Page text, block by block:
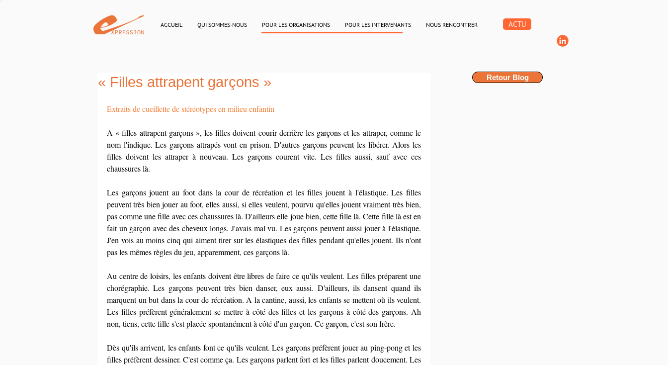
ACCUEIL QUI SOMMES-NOUS POUR LES ORGANISATIONS POUR LES INTERVENANTS NOUS RENCONTRER ACTU
« Filles attrapent garçons »
Extraits de cueillette de stéréotypes en milieu enfantin
A « filles attrapent garçons », les filles doivent courir derrière les garçons et les attraper, comme le
nom l'indique. Les garçons attrapés vont en prison. D'autres garçons peuvent les libérer. Alors les
filles doivent les attraper à nouveau. Les garçons courent vite. Les filles aussi, sauf avec ces
chaussures là.
Les garçons jouent au foot dans la cour de récréation et les filles jouent à l'élastique. Les filles
peuvent très bien jouer au foot, elles aussi, si elles veulent, pourvu qu'elles jouent vraiment très bien,
pas comme une fille avec ces chaussures là. D'ailleurs elle joue bien, cette fille là. Cette fille là est en
fait un garçon avec des cheveux longs. J'avais mal vu. Les garçons peuvent aussi jouer à l'élastique.
J'en vois au moins cinq qui aiment tirer sur les élastiques des filles pendant qu'elles jouent. Ils n'ont
pas les mêmes règles du jeu, apparemment, ces garçons là.
Au centre de loisirs, les enfants doivent être libres de faire ce qu'ils veulent. Les filles préparent une
chorégraphie. Les garçons peuvent très bien danser, eux aussi. D'ailleurs, ils dansent quand ils
marquent un but dans la cour de récréation. A la cantine, aussi, les enfants se mettent où ils veulent.
Les filles préfèrent généralement se mettre à côté des filles et les garçons à côté des garçons. Ah
non, tiens, cette fille s'est placée spontanément à côté d'un garçon. Ce garçon, c'est son frère.
Dès qu'ils arrivent, les enfants font ce qu'ils veulent. Les garçons préfèrent jouer au ping-pong et les
filles préfèrent dessiner. C'est comme ça. Les garçons parlent fort et les filles parlent doucement. Les
Retour Blog